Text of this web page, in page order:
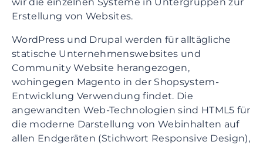
wir die einzelnen Systeme in Untergruppen zur
Erstellung von Websites.
WordPress und Drupal werden für alltägliche
statische Unternehmenswebsites und
Community Website herangezogen,
wohingegen Magento in der Shopsystem-
Entwicklung Verwendung findet. Die
angewandten Web-Technologien sind HTML5 für
die moderne Darstellung von Webinhalten auf
allen Endgeräten (Stichwort Responsive Design),